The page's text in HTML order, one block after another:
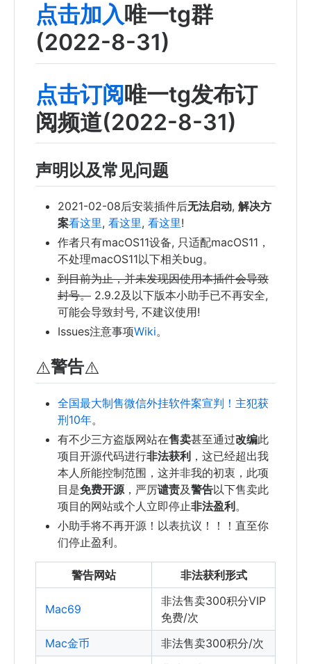
点击加入唯一tg群
(2022-8-31)
点击订阅唯一tg发布订
阅频道(2022-8-31)
声明以及常见问题
2021-02-08后安装插件后无法启动, 解决方
案看这里, 看这里, 看这里!
作者只有macOS11设备, 只适配macOS11，
不处理macOS11以下相关bug。
到目前为止，并未发现因使用本插件会导致
封号。 2.9.2及以下版本小助手已不再安全,
可能会导致封号, 不建议使用!
Issues注意事项Wiki。
⚠️警告⚠️
全国最大制售微信外挂软件案宣判！主犯获
刑10年。
有不少三方盗版网站在售卖甚至通过改编此
项目开源代码进行非法获利 ，这已经超出我
本人所能控制范围，这并非我的初衷，此项
目是免费开源 ，严厉谴责及警告以下售卖此
项目的网站或个人立即停止非法盈利。
小助手将不再开源！以表抗议！！！直至你
们停止盈利。
警告网站 非法获利形式
Mac69
非法售卖300积分VIP
免费/次
Mac金币
非法售卖300积分/次